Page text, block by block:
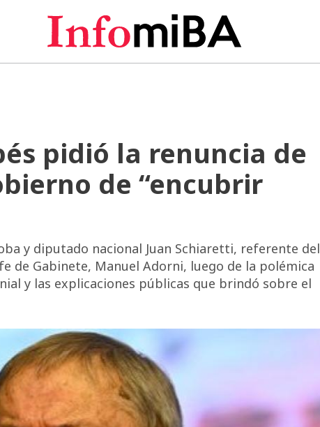
pidió la renuncia de
de “encubrir
y diputado nacional Juan Schiaretti, referente del
de Gabinete, Manuel Adorni, luego de la polémica
y las explicaciones públicas que brindó sobre el